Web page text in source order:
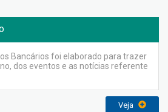
Bancários foi elaborado para trazer
dos eventos e as notícias referente
Veja